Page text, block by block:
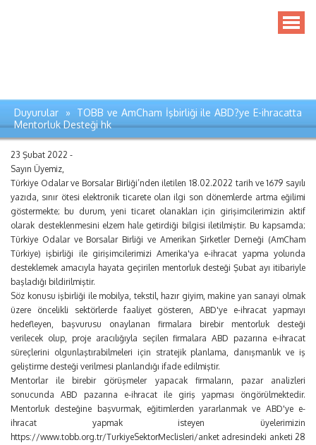
Duyurular » TOBB ve AmCham İşbirliği ile ABD?ye E-ihracatta
Mentorluk Desteği hk
23 Şubat 2022 -
Sayın Üyemiz,
Türkiye Odalar ve Borsalar Birliği’nden iletilen 18.02.2022 tarih ve 1679 sayılı
yazıda, sınır ötesi elektronik ticarete olan ilgi son dönemlerde artma eğilimi
göstermekte; bu durum, yeni ticaret olanakları için girişimcilerimizin aktif
olarak desteklenmesini elzem hale getirdiği bilgisi iletilmiştir. Bu kapsamda;
Türkiye Odalar ve Borsalar Birliği ve Amerikan Şirketler Derneği (AmCham
Türkiye) işbirliği ile girişimcilerimizi Amerika'ya e-ihracat yapma yolunda
desteklemek amacıyla hayata geçirilen mentorluk desteği Şubat ayı itibariyle
başladığı bildirilmiştir.
Söz konusu işbirliği ile mobilya, tekstil, hazır giyim, makine yan sanayi olmak
üzere öncelikli sektörlerde faaliyet gösteren, ABD'ye e-ihracat yapmayı
hedefleyen, başvurusu onaylanan firmalara birebir mentorluk desteği
verilecek olup, proje aracılığıyla seçilen firmalara ABD pazarına e-ihracat
süreçlerini olgunlaştırabilmeleri için stratejik planlama, danışmanlık ve iş
geliştirme desteği verilmesi planlandığı ifade edilmiştir.
Mentorlar ile birebir görüşmeler yapacak firmaların, pazar analizleri
sonucunda ABD pazarına e-ihracat ile giriş yapması öngörülmektedir.
Mentorluk desteğine başvurmak, eğitimlerden yararlanmak ve ABD'ye e-
ihracat yapmak isteyen üyelerimizin
https://www.tobb.org.tr/TurkiyeSektorMeclisleri/anket adresindeki anketi 28